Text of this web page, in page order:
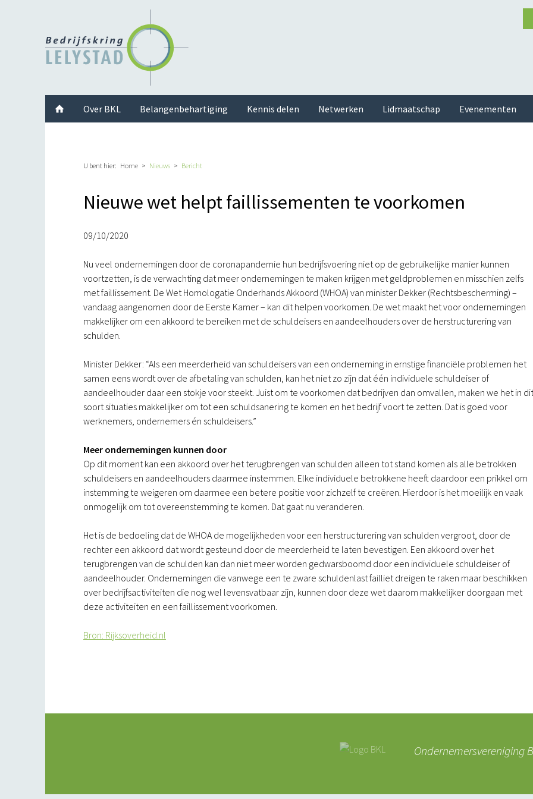
Twitter InstagramLinkedInYoutube
U bent hier: Home Nieuws Bericht
Nieuwe wet helpt faillissementen te voorkomen
09/10/2020
Nu veel ondernemingen door de coronapandemie hun bedrijfsvoering niet op de gebruikelijke manier kunnen
voortzetten, is de verwachting dat meer ondernemingen te maken krijgen met geldproblemen en misschien zelfs
met faillissement. De Wet Homologatie Onderhands Akkoord (WHOA) van minister Dekker (Rechtsbescherming) –
vandaag aangenomen door de Eerste Kamer – kan dit helpen voorkomen. De wet maakt het voor ondernemingen
makkelijker om een akkoord te bereiken met de schuldeisers en aandeelhouders over de herstructurering van
schulden.
Minister Dekker: “Als een meerderheid van schuldeisers van een onderneming in ernstige financiële problemen het
samen eens wordt over de afbetaling van schulden, kan het niet zo zijn dat één individuele schuldeiser of
aandeelhouder daar een stokje voor steekt. Juist om te voorkomen dat bedrijven dan omvallen, maken we het in dit
soort situaties makkelijker om tot een schuldsanering te komen en het bedrijf voort te zetten. Dat is goed voor
werknemers, ondernemers én schuldeisers.”
Meer ondernemingen kunnen door
Op dit moment kan een akkoord over het terugbrengen van schulden alleen tot stand komen als alle betrokken
schuldeisers en aandeelhouders daarmee instemmen. Elke individuele betrokkene heeft daardoor een prikkel om
instemming te weigeren om daarmee een betere positie voor zichzelf te creëren. Hierdoor is het moeilijk en vaak
onmogelijk om tot overeenstemming te komen. Dat gaat nu veranderen.
Het is de bedoeling dat de WHOA de mogelijkheden voor een herstructurering van schulden vergroot, door de
rechter een akkoord dat wordt gesteund door de meerderheid te laten bevestigen. Een akkoord over het
terugbrengen van de schulden kan dan niet meer worden gedwarsboomd door een individuele schuldeiser of
aandeelhouder. Ondernemingen die vanwege een te zware schuldenlast failliet dreigen te raken maar beschikken
over bedrijfsactiviteiten die nog wel levensvatbaar zijn, kunnen door deze wet daarom makkelijker doorgaan met
deze activiteiten en een faillissement voorkomen.
Bron: Rijksoverheid.nl
Ondernemersvereniging
Over BKL Belangenbehartiging Kennis delen Netwerken Lidmaatschap Evenementen